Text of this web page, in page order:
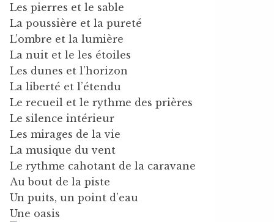
Les pierres et le sable
La poussière et la pureté
L’ombre et la lumière
La nuit et le les étoiles
Les dunes et l’horizon
La liberté et l’étendu
Le recueil et le rythme des prières
Le silence intérieur
Les mirages de la vie
La musique du vent
Le rythme cahotant de la caravane
Au bout de la piste
Un puits, un point d’eau
Une oasis